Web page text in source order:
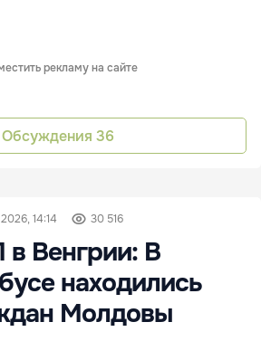
рекламу на сайте
Обсуждения 36
14:14 30 516
Венгрии: В
находились
Молдовы